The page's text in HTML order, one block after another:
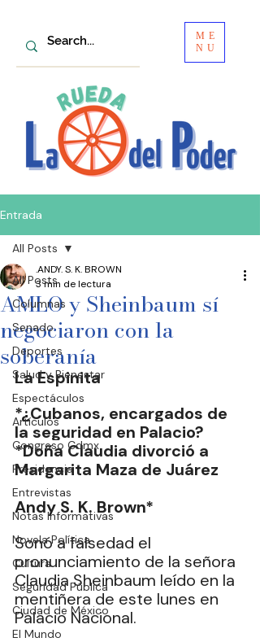
ME
NU
Entrada
All Posts
Columnas
Senado
Deportes
Salud y Bienestar
Espectáculos
Artículos
Congreso Cdmx
Presidencia
Entrevistas
Notas Informativas
Novela Política
Cultura
Seguridad Pública
Ciudad de México
El Mundo
All Posts
AMLO y Sheinbaum sí
negociaron con la
soberanía
.ANDY. S. K. BROWN
3 min de lectura
La Espinita
*¿Cubanos, encargados de
la seguridad en Palacio?
*Doña Claudia divorció a
Margarita Maza de Juárez
Andy S. K. Brown*
Sonó a falsedad el
pronunciamiento de la señora
Claudia Sheinbaum leído en la
mentiñera de este lunes en
Palacio Nacional.